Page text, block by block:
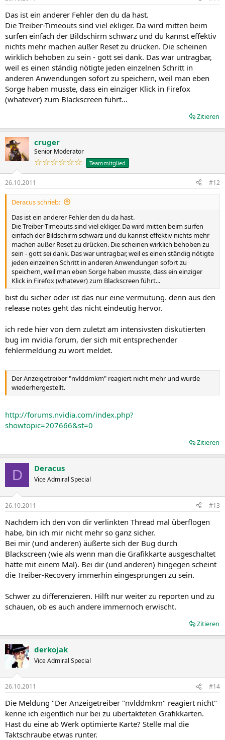
Das ist ein anderer Fehler den du da hast.
Die Treiber-Timeouts sind viel ekliger. Da wird mitten beim
surfen einfach der Bildschirm schwarz und du kannst effektiv
nichts mehr machen außer Reset zu drücken. Die scheinen
wirklich behoben zu sein - gott sei dank. Das war untragbar,
weil es einen ständig nötigte jeden einzelnen Schritt in
anderen Anwendungen sofort zu speichern, weil man eben
Sorge haben musste, dass ein einziger Klick in Firefox
(whatever) zum Blackscreen führt...
Zitieren
cruger
Senior Moderator
☆☆☆☆☆☆ Teammitglied
26.10.2011 #12
Deracus schrieb:
Das ist ein anderer Fehler den du da hast.
Die Treiber-Timeouts sind viel ekliger. Da wird mitten beim surfen
einfach der Bildschirm schwarz und du kannst effektiv nichts mehr
machen außer Reset zu drücken. Die scheinen wirklich behoben zu
sein - gott sei dank. Das war untragbar, weil es einen ständig nötigte
jeden einzelnen Schritt in anderen Anwendungen sofort zu
speichern, weil man eben Sorge haben musste, dass ein einziger
Klick in Firefox (whatever) zum Blackscreen führt...
bist du sicher oder ist das nur eine vermutung. denn aus den
release notes geht das nicht eindeutig hervor.
ich rede hier von dem zuletzt am intensivsten diskutierten
bug im nvidia forum, der sich mit entsprechender
fehlermeldung zu wort meldet.
Der Anzeigetreiber "nvlddmkm" reagiert nicht mehr und wurde
wiederhergestellt.
http://forums.nvidia.com/index.php?
showtopic=207666&st=0
Zitieren
D Deracus
Vice Admiral Special
26.10.2011 #13
Nachdem ich den von dir verlinkten Thread mal überflogen
habe, bin ich mir nicht mehr so ganz sicher.
Bei mir (und anderen) äußerte sich der Bug durch
Blackscreen (wie als wenn man die Grafikkarte ausgeschaltet
hätte mit einem Mal). Bei dir (und anderen) hingegen scheint
die Treiber-Recovery immerhin eingesprungen zu sein.
Schwer zu differenzieren. Hilft nur weiter zu reporten und zu
schauen, ob es auch andere immernoch erwischt.
Zitieren
derkojak
Vice Admiral Special
26.10.2011 #14
Die Meldung "Der Anzeigetreiber "nvlddmkm" reagiert nicht"
kenne ich eigentlich nur bei zu übertakteten Grafikkarten.
Hast du eine ab Werk optimierte Karte? Stelle mal die
Taktschraube etwas runter.